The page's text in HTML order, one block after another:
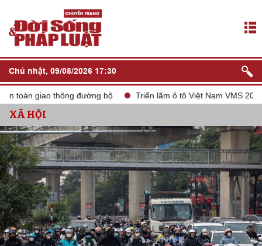
Chủ nhật, 09/08/2026 17:30
giao thông đường bộ Triển lãm ô tô Việt Nam VMS 2024
XÃ HỘI